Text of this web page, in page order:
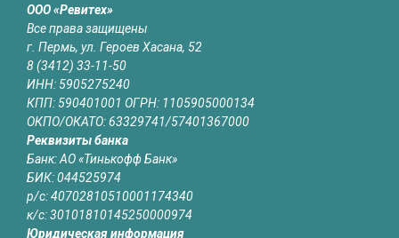
ООО «Ревитех»
Все права защищены
г. Пермь, ул. Героев Хасана, 52
8 (3412) 33-11-50
ИНН: 5905275240
КПП: 590401001 ОГРН: 1105905000134
ОКПО/ОКАТО: 63329741/57401367000
Реквизиты банка
Банк: АО «Тинькофф Банк»
БИК: 044525974
р/с: 40702810510001174340
к/с: 30101810145250000974
Юридическая информация